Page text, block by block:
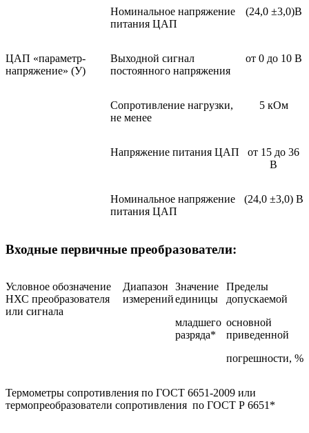
Номинальное напряжение
питания ЦАП
(24,0 ±3,0)В
ЦАП «параметр-
напряжение» (У)
Выходной сигнал
постоянного напряжения
от 0 до 10 В
Сопротивление нагрузки,
не менее
5 кОм
Напряжение питания ЦАП
от 15 до 36
В
Номинальное напряжение
питания ЦАП
(24,0 ±3,0) В
Входные первичные преобразователи:
Условное обозначение
НХС преобразователя
или сигнала
Диапазон
измерений
Значение
единицы
младшего
разряда*
Пределы
допускаемой
основной
приведенной
погрешности, %
Термометры сопротивления по ГОСТ 6651-2009 или
термопреобразователи сопротивления по ГОСТ Р 6651*